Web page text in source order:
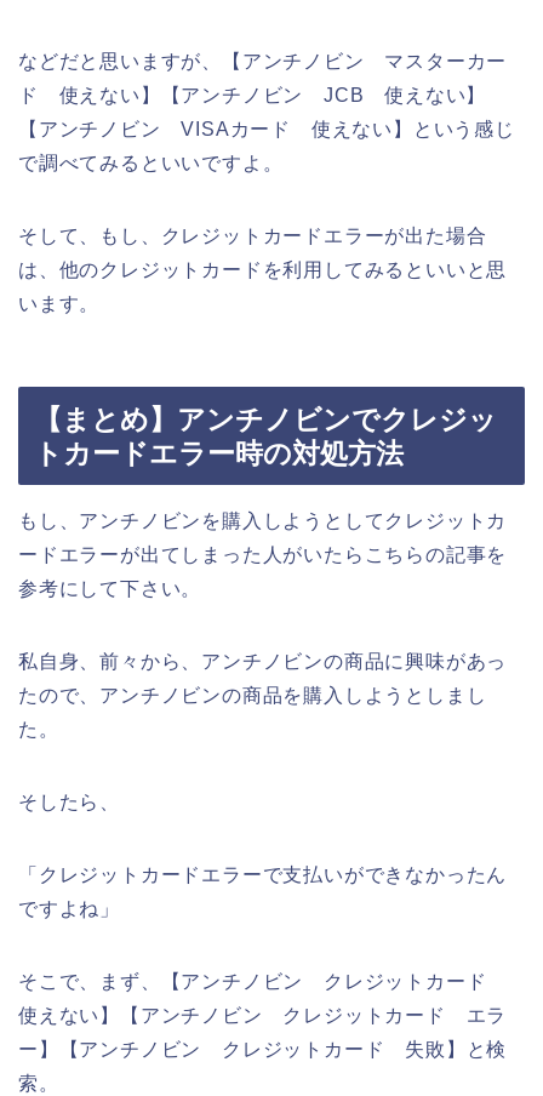
などだと思いますが、【アンチノビン マスターカー
ド 使えない】【アンチノビン JCB 使えない】
【アンチノビン VISAカード 使えない】という感じ
で調べてみるといいですよ。
そして、もし、クレジットカードエラーが出た場合
は、他のクレジットカードを利用してみるといいと思
います。
【まとめ】アンチノビンでクレジッ
トカードエラー時の対処方法
もし、アンチノビンを購入しようとしてクレジットカ
ードエラーが出てしまった人がいたらこちらの記事を
参考にして下さい。
私自身、前々から、アンチノビンの商品に興味があっ
たので、アンチノビンの商品を購入しようとしまし
た。
そしたら、
「クレジットカードエラーで支払いができなかったん
ですよね」
そこで、まず、【アンチノビン クレジットカード
使えない】【アンチノビン クレジットカード エラ
ー】【アンチノビン クレジットカード 失敗】と検
索。